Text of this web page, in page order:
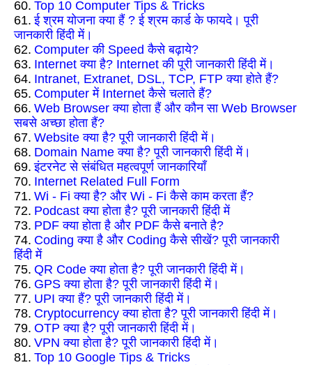
60. Top 10 Computer Tips & Tricks
61. ई श्रम योजना क्या हैं ? ई श्रम कार्ड के फायदे। पूरी
जानकारी हिंदी में।
62. Computer की Speed कैसे बढ़ाये?
63. Internet क्या है? Internet की पूरी जानकारी हिंदी में।
64. Intranet, Extranet, DSL, TCP, FTP क्या होते हैं?
65. Computer में Internet कैसे चलाते हैं?
66. Web Browser क्या होता हैं और कौन सा Web Browser
सबसे अच्छा होता हैं?
67. Website क्या है? पूरी जानकारी हिंदी में।
68. Domain Name क्या है? पूरी जानकारी हिंदी में।
69. इंटरनेट से संबंधित महत्वपूर्ण जानकारियाँ
70. Internet Related Full Form
71. Wi - Fi क्या है? और Wi - Fi कैसे काम करता हैं?
72. Podcast क्या होता है? पूरी जानकारी हिंदी में
73. PDF क्या होता है और PDF कैसे बनाते है?
74. Coding क्या है और Coding कैसे सीखें? पूरी जानकारी
हिंदी में
75. QR Code क्या होता है? पूरी जानकारी हिंदी में।
76. GPS क्या होता है? पूरी जानकारी हिंदी में।
77. UPI क्या हैं? पूरी जानकारी हिंदी में।
78. Cryptocurrency क्या होता है? पूरी जानकारी हिंदी में।
79. OTP क्या है? पूरी जानकारी हिंदी में।
80. VPN क्या होता है? पूरी जानकारी हिंदी में।
81. Top 10 Google Tips & Tricks